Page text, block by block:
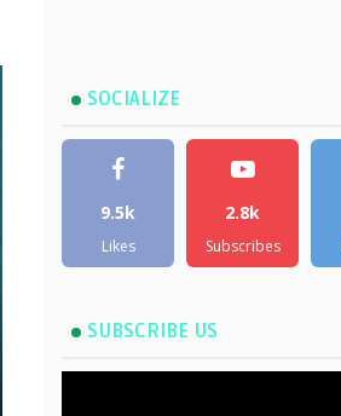
SOCIALIZE
9.5k
Likes
2.8k
Subscribes
SUBSCRIBE US